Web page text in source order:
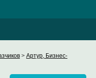
> Артур, Бизнес-